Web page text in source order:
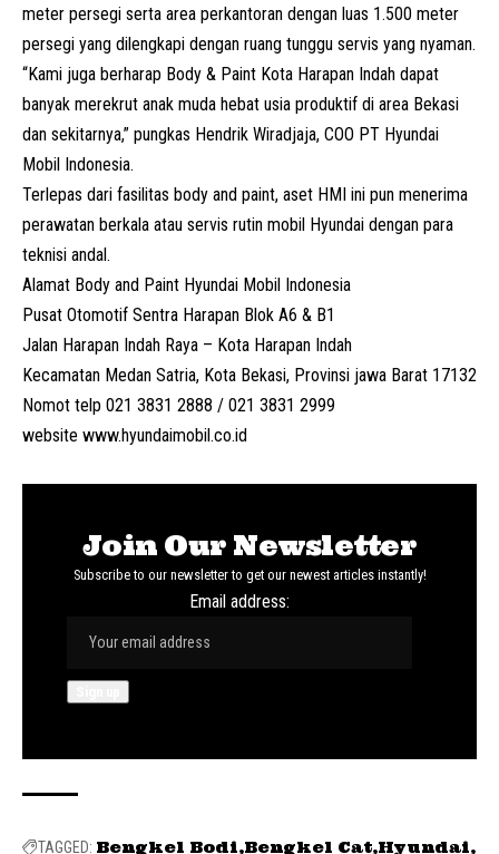
meter persegi serta area perkantoran dengan luas 1.500 meter
persegi yang dilengkapi dengan ruang tunggu servis yang nyaman.
“Kami juga berharap Body & Paint Kota Harapan Indah dapat
banyak merekrut anak muda hebat usia produktif di area Bekasi
dan sekitarnya,” pungkas Hendrik Wiradjaja, COO PT Hyundai
Mobil Indonesia.
Terlepas dari fasilitas body and paint, aset HMI ini pun menerima
perawatan berkala atau servis rutin mobil Hyundai dengan para
teknisi andal.
Alamat Body and Paint Hyundai Mobil Indonesia
Pusat Otomotif Sentra Harapan Blok A6 & B1
Jalan Harapan Indah Raya – Kota Harapan Indah
Kecamatan Medan Satria, Kota Bekasi, Provinsi jawa Barat 17132
Nomot telp 021 3831 2888 / 021 3831 2999
website www.hyundaimobil.co.id
Join Our Newsletter
Subscribe to our newsletter to get our newest articles instantly!
Email address:
TAGGED: Bengkel Bodi Bengkel Cat Hyundai